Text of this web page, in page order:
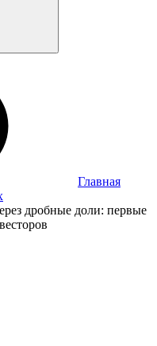
Главная
дробные доли: первые